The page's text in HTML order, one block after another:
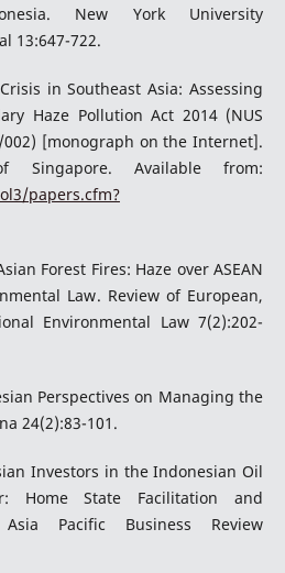
New York University
13:647-722.
in Southeast Asia: Assessing
Haze Pollution Act 2014 (NUS
002) [monograph on the Internet].
Singapore. Available from:
papers.cfm?
Forest Fires: Haze over ASEAN
Law. Review of European,
Environmental Law 7(2):202-
Perspectives on Managing the
24(2):83-101.
Investors in the Indonesian Oil
Home State Facilitation and
Pacific Business Review